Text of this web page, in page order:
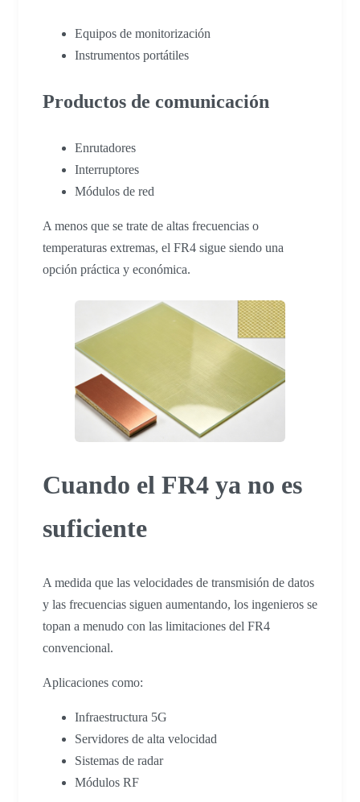
Equipos de monitorización
Instrumentos portátiles
Productos de comunicación
Enrutadores
Interruptores
Módulos de red
A menos que se trate de altas frecuencias o
temperaturas extremas, el FR4 sigue siendo una
opción práctica y económica.
Cuando el FR4 ya no es
suficiente
A medida que las velocidades de transmisión de datos
y las frecuencias siguen aumentando, los ingenieros se
topan a menudo con las limitaciones del FR4
convencional.
Aplicaciones como:
Infraestructura 5G
Servidores de alta velocidad
Sistemas de radar
Módulos RF